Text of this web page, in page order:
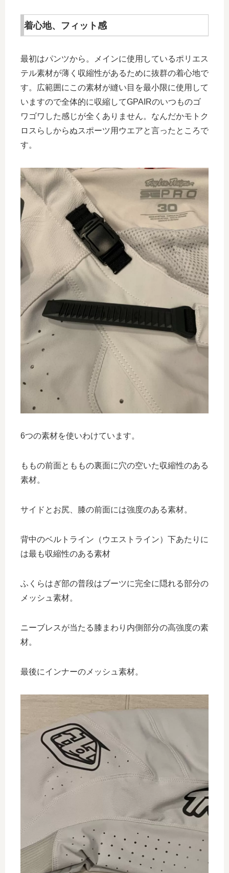
着心地、フィット感
最初はパンツから。メインに使用しているポリエス
テル素材が薄く収縮性があるために抜群の着心地で
す。広範囲にこの素材が縫い目を最小限に使用して
いますので全体的に収縮してGPAIRのいつものゴ
ワゴワした感じが全くありません。なんだかモトク
ロスらしからぬスポーツ用ウエアと言ったところで
す。
6つの素材を使いわけています。
ももの前面とももの裏面に穴の空いた収縮性のある
素材。
サイドとお尻、膝の前面には強度のある素材。
背中のベルトライン（ウエストライン）下あたりに
は最も収縮性のある素材
ふくらはぎ部の普段はブーツに完全に隠れる部分の
メッシュ素材。
ニーブレスが当たる膝まわり内側部分の高強度の素
材。
最後にインナーのメッシュ素材。